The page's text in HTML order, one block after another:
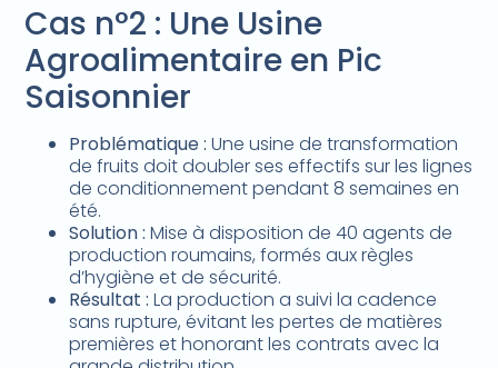
Cas n°2 : Une Usine
Agroalimentaire en Pic
Saisonnier
Problématique : Une usine de transformation
de fruits doit doubler ses effectifs sur les lignes
de conditionnement pendant 8 semaines en
été.
Solution : Mise à disposition de 40 agents de
production roumains, formés aux règles
d’hygiène et de sécurité.
Résultat : La production a suivi la cadence
sans rupture, évitant les pertes de matières
premières et honorant les contrats avec la